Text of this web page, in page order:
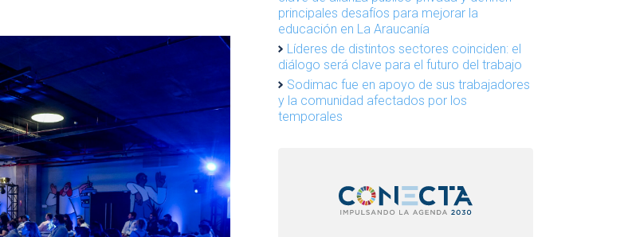
principales desafíos para mejorar la
educación en La Araucanía
Líderes de distintos sectores coinciden: el
diálogo será clave para el futuro del trabajo
Sodimac fue en apoyo de sus trabajadores
y la comunidad afectados por los
temporales